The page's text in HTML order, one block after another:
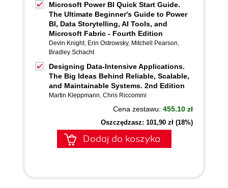
Microsoft Power BI Quick Start Guide.
The Ultimate Beginner's Guide to Power
BI, Data Storytelling, AI Tools, and
Microsoft Fabric - Fourth Edition
Devin Knight, Erin Ostrowsky, Mitchell Pearson,
Bradley Schacht
Designing Data-Intensive Applications.
The Big Ideas Behind Reliable, Scalable,
and Maintainable Systems. 2nd Edition
Martin Kleppmann, Chris Riccomini
Cena zestawu: 455.10 zł
Oszczędzasz: 101,90 zł (18%)
Dodaj do koszyka